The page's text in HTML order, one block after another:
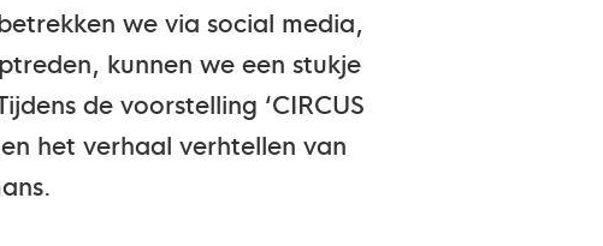
we via social media,
kunnen we een stukje
de voorstelling ‘CIRCUS
het verhaal verhtellen van